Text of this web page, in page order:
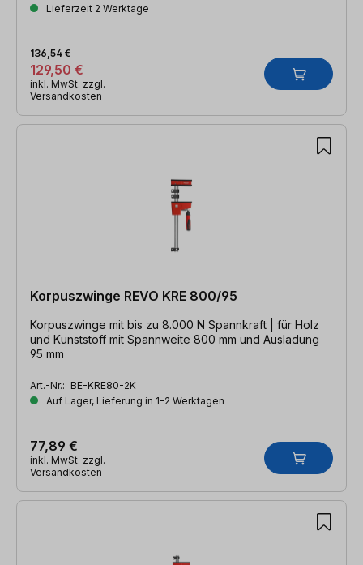
Lieferzeit 2 Werktage
129,50 €
136,54 €
inkl. MwSt. zzgl.
Versandkosten
Korpuszwinge REVO KRE 800/95
Korpuszwinge mit bis zu 8.000 N Spannkraft | für Holz
und Kunststoff mit Spannweite 800 mm und Ausladung
95 mm
Art.-Nr.: BE-KRE80-2K
Auf Lager, Lieferung in 1-2 Werktagen
77,89 €
inkl. MwSt. zzgl.
Versandkosten